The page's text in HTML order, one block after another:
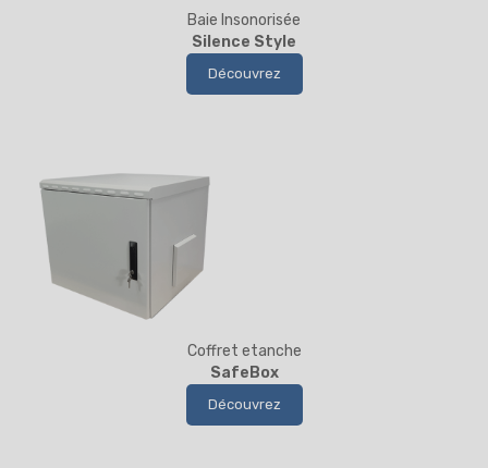
Baie Insonorisée
Silence Style
Découvrez
Coffret etanche
SafeBox
Découvrez